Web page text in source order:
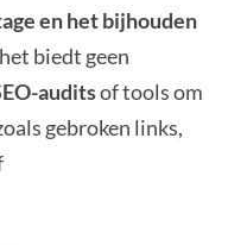
en het bijhouden
biedt geen
auditsof tools om
gebroken links,